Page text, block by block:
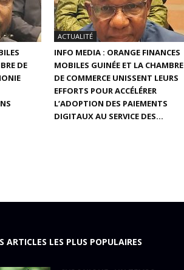
DE
ACTUALITÉ
INFO MEDIA : ORANGE FINANCES
MOBILES GUINÉE ET LA CHAMBRE
DE COMMERCE UNISSENT LEURS
EFFORTS POUR ACCÉLÉRER
L’ADOPTION DES PAIEMENTS
DIGITAUX AU SERVICE DES...
ARTICLES LES PLUS POPULAIRES